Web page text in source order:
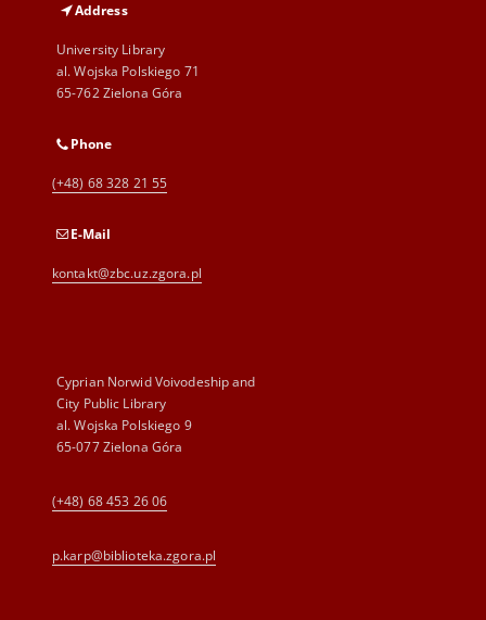
Address
University Library
al. Wojska Polskiego 71
65-762 Zielona Góra
Phone
(+48) 68 328 21 55
E-Mail
kontakt@zbc.uz.zgora.pl
Cyprian Norwid Voivodeship and
City Public Library
al. Wojska Polskiego 9
65-077 Zielona Góra
(+48) 68 453 26 06
p.karp@biblioteka.zgora.pl